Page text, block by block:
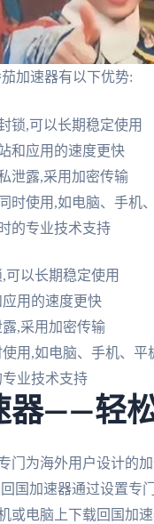
加速器有以下优势:
锁,可以长期稳定使用
和应用的速度更快
泄露,采用加密传输
时使用,如电脑、手机
的专业技术支持
可以长期稳定使用
用的速度更快
,采用加密传输
用,如电脑、手机、平
业技术支持
器——轻
门为海外用户设计的
国加速器通过设置专
或电脑上下载回国加